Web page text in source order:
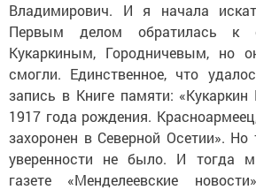
Владимирович. И я начала
Первым делом обратилась к
Кукаркиным, Городничевым, но
смогли. Единственное, что
запись в Книге памяти:
1917 года рождения.
захоронен в Северной Осетии». Но
уверенности не было. И тогда
газете «Менделеевские